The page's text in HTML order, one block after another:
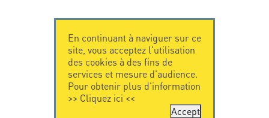
En continuant à naviguer sur ce
site, vous acceptez l'utilisation
des cookies à des fins de
services et mesure d'audience.
Pour obtenir plus d'information
>> Cliquez ici <<
Accept